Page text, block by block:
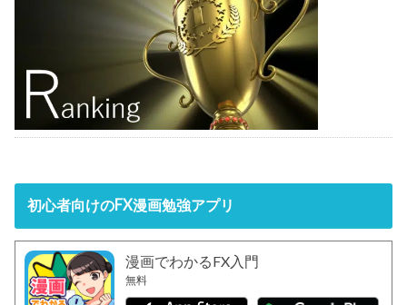
初心者向けのFX漫画勉強アプリ
漫画でわかるFX入門
無料